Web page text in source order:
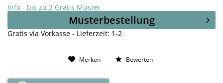
Musterbestellung
Info - bis zu 3 Gratis Muster
Gratis via Vorkasse - Lieferzeit: 1-2
Merken Bewerten